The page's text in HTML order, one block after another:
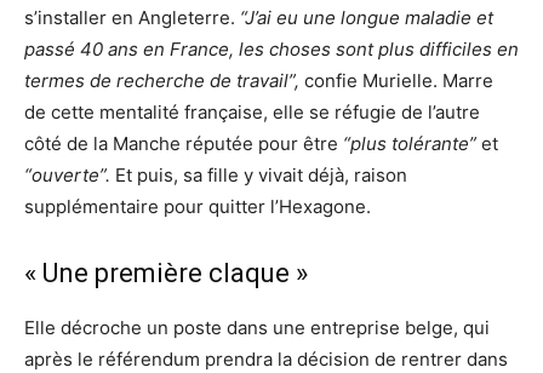
s’installer en Angleterre. “J’ai eu une longue maladie et
passé 40 ans en France, les choses sont plus difficiles en
termes de recherche de travail”, confie Murielle. Marre
de cette mentalité française, elle se réfugie de l’autre
côté de la Manche réputée pour être “plus tolérante” et
“ouverte”. Et puis, sa fille y vivait déjà, raison
supplémentaire pour quitter l’Hexagone.
« Une première claque »
Elle décroche un poste dans une entreprise belge, qui
après le référendum prendra la décision de rentrer dans